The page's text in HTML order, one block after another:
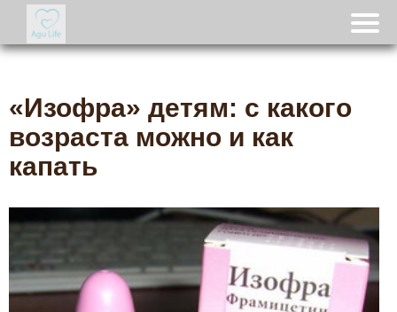
«Изофра» детям: с какого
возраста можно и как
капать